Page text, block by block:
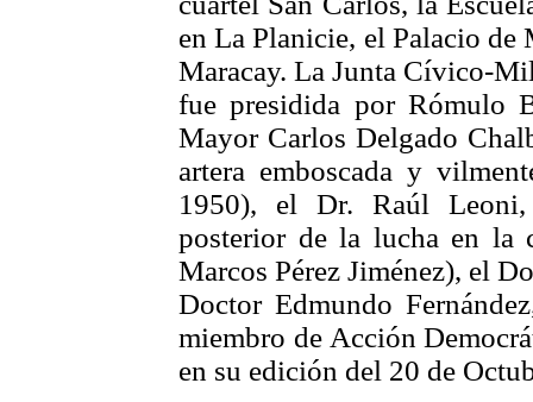
en La Planicie, el Palacio
Maracay. La Junta Cívico-
fue presidida por Rómulo
Mayor Carlos Delgado
artera emboscada y
1950), el Dr. Raúl
posterior de la lucha en la
Marcos Pérez Jiménez), el
Doctor Edmundo
miembro de Acción
en su edición del 20 de